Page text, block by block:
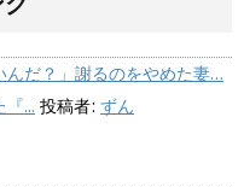
んだ？」謝るのをやめた妻…
... 投稿者: ずん